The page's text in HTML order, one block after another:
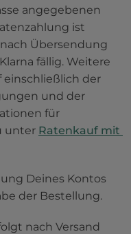
angegebenen
ist
Übersendung
fällig. Weitere
der
und der
für
unter Ratenkauf mit
Deines Kontos
der Bestellung.
nach Versand